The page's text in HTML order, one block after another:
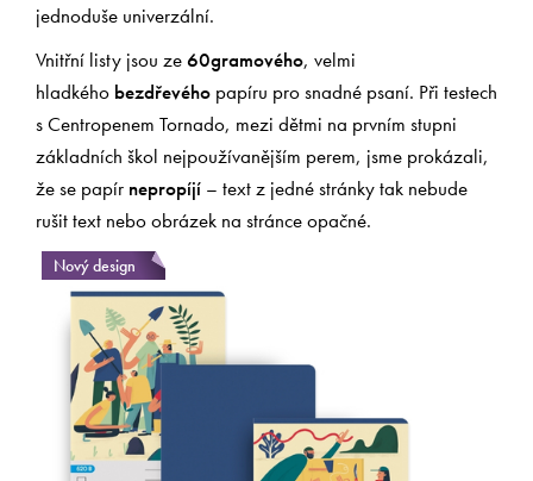
jednoduše univerzální.
Vnitřní listy jsou ze60gramového, velmi
hladkého bezdřevého papíru pro snadné psaní. Při testech
s Centropenem Tornado, mezi dětmi na prvním stupni
základních škol nejpoužívanějším perem, jsme prokázali,
že se papír nepropíjí – text z jedné stránky tak nebude
rušit text nebo obrázek na stránce opačné.
Nový design